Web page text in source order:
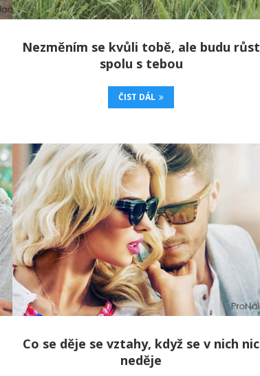
Nezměním se kvůli tobě, ale budu růst
spolu s tebou
ČIST DÁL
Co se děje se vztahy, když se v nich nic
neděje